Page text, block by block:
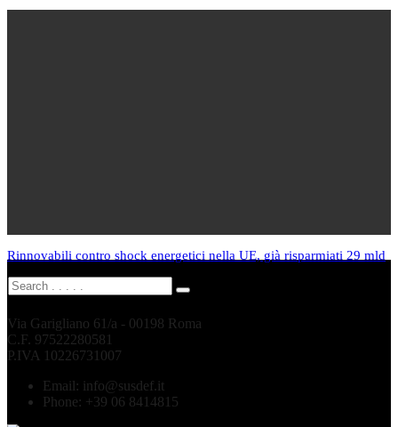
Rinnovabili contro shock energetici nella UE, già risparmiati 29 mld
Via Garigliano 61/a - 00198 Roma
C.F. 97522280581
P.IVA 10226731007
Email: info@susdef.it
Phone: +39 06 8414815